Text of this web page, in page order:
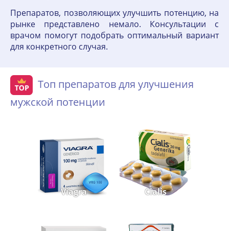
Препаратов, позволяющих улучшить потенцию, на
рынке представлено немало. Консультации с
врачом помогут подобрать оптимальный вариант
для конкретного случая.
Топ препаратов для улучшения
мужской потенции
Viagra Cialis